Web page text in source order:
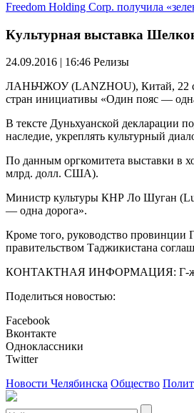
Freedom Holding Corp. получила
Культурная выставка
24.09.2016 | 16:46 Релизы
ЛАНЬЧЖОУ (LANZHOU), Китай, 22
стран инициативы «Один пояс —
В тексте Дуньхуанской декларации
наследие, укреплять культурный
По данным оргкомитета выставки в
млрд. долл. США).
Министр культуры КНР Ло Шуган
— одна дорога».
Кроме того, руководство провинции
правительством Таджикистана
КОНТАКТНАЯ ИНФОРМАЦИЯ: Г-жа
Поделиться новостью:
Facebook
Вконтакте
Одноклассники
Twitter
Новости Челябинска Общество